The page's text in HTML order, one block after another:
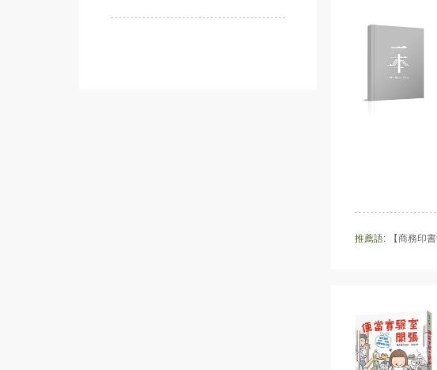
推薦語: 【商務印